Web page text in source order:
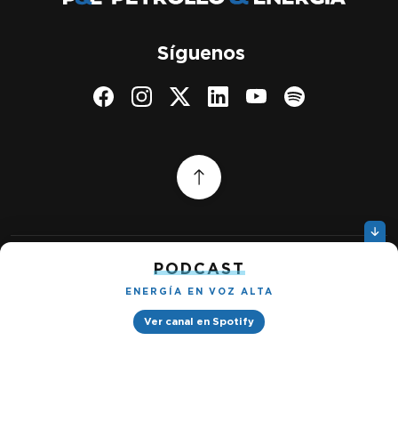
PODCAST
ENERGÍA EN VOZ ALTA
Ver canal en Spotify
Síguenos